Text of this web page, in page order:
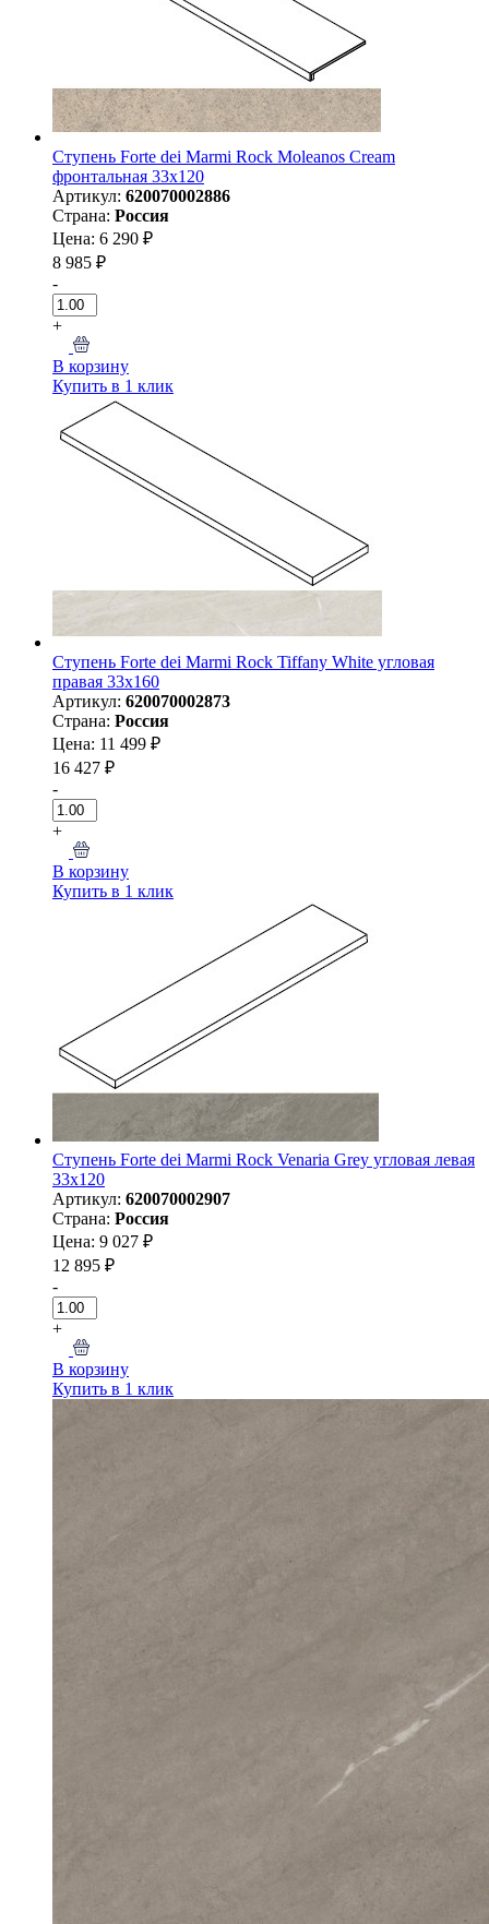
Ступень Forte dei Marmi Rock Moleanos Cream
фронтальная 33x120
Артикул: 620070002886
Страна: Россия
Цена: 6 290 ₽
8 985 ₽
-
+
В корзину
Купить в 1 клик
Ступень Forte dei Marmi Rock Tiffany White угловая
правая 33x160
Артикул: 620070002873
Страна: Россия
Цена: 11 499 ₽
16 427 ₽
-
+
В корзину
Купить в 1 клик
Ступень Forte dei Marmi Rock Venaria Grey угловая левая
33x120
Артикул: 620070002907
Страна: Россия
Цена: 9 027 ₽
12 895 ₽
-
+
В корзину
Купить в 1 клик